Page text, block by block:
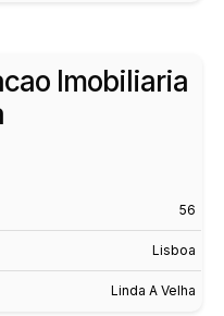
Imobiliaria
56
Lisboa
Linda A Velha